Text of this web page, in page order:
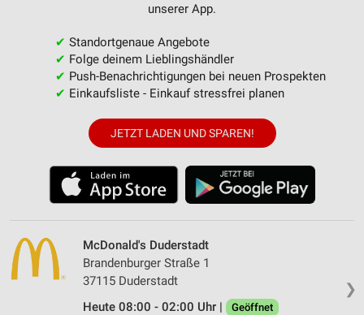
unserer App.
✔ Standortgenaue Angebote
✔ Folge deinem Lieblingshändler
✔ Push-Benachrichtigungen bei neuen Prospekten
✔ Einkaufsliste - Einkauf stressfrei planen
JETZT LADEN UND SPAREN!
❯
McDonald's Duderstadt
Brandenburger Straße 1
37115 Duderstadt
Heute 08:00 - 02:00 Uhr |
Geöffnet